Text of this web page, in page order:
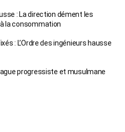
: La direction dément les
la consommation
: L’Ordre des ingénieurs hausse
progressiste et musulmane